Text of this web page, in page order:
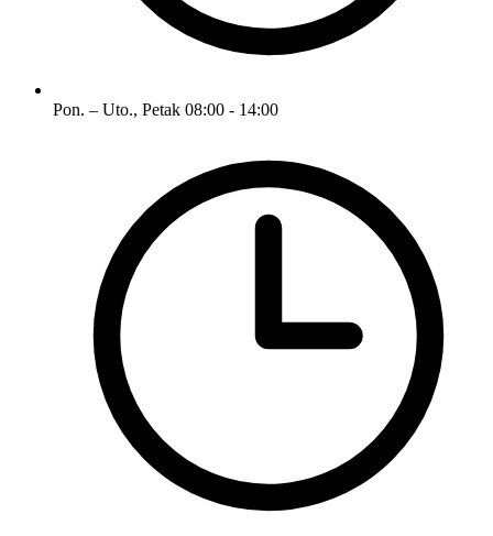
Pon. – Uto., Petak 08:00 - 14:00